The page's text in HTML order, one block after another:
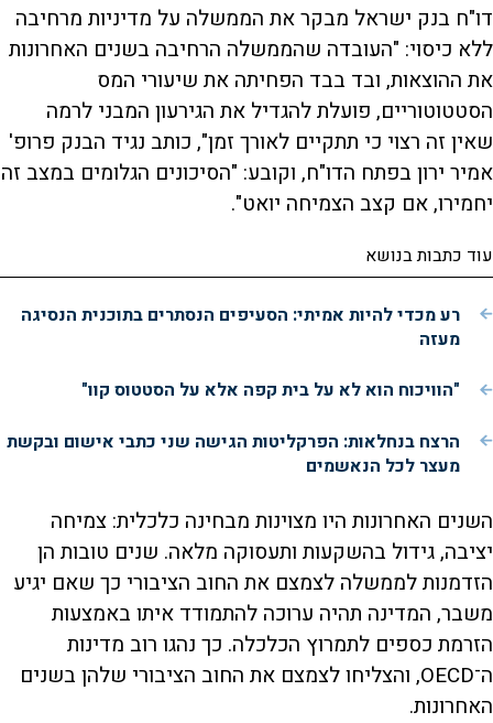
דו"ח בנק ישראל מבקר את הממשלה על מדיניות מרחיבה
ללא כיסוי: "העובדה שהממשלה הרחיבה בשנים האחרונות
את ההוצאות, ובד בבד הפחיתה את שיעורי המס
הסטטוטוריים, פועלת להגדיל את הגירעון המבני לרמה
שאין זה רצוי כי תתקיים לאורך זמן", כותב נגיד הבנק פרופ'
אמיר ירון בפתח הדו"ח, וקובע: "הסיכונים הגלומים במצב זה
יחמירו, אם קצב הצמיחה יואט".
עוד כתבות בנושא
רע מכדי להיות אמיתי: הסעיפים הנסתרים בתוכנית הנסיגה
מעזה
"הוויכוח הוא לא על בית קפה אלא על הסטטוס קוו"
הרצח בנחלאות: הפרקליטות הגישה שני כתבי אישום ובקשת
מעצר לכל הנאשמים
השנים האחרונות היו מצוינות מבחינה כלכלית: צמיחה
יציבה, גידול בהשקעות ותעסוקה מלאה. שנים טובות הן
הזדמנות לממשלה לצמצם את החוב הציבורי כך שאם יגיע
משבר, המדינה תהיה ערוכה להתמודד איתו באמצעות
הזרמת כספים לתמרוץ הכלכלה. כך נהגו רוב מדינות
ה־OECD, והצליחו לצמצם את החוב הציבורי שלהן בשנים
האחרונות.